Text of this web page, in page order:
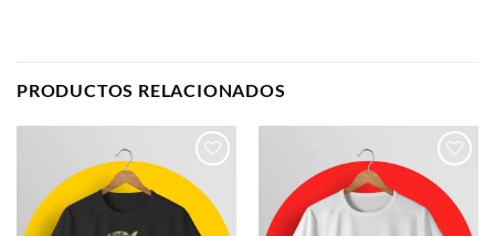
PRODUCTOS RELACIONADOS
Añadir
a la
lista de
deseos
Añadir
a la
lista de
deseos